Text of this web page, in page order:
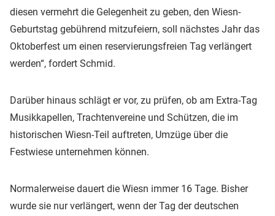
diesen vermehrt die Gelegenheit zu geben, den Wiesn-
Geburtstag gebührend mitzufeiern, soll nächstes Jahr das
Oktoberfest um einen reservierungsfreien Tag verlängert
werden“, fordert Schmid.
Darüber hinaus schlägt er vor, zu prüfen, ob am Extra-Tag
Musikkapellen, Trachtenvereine und Schützen, die im
historischen Wiesn-Teil auftreten, Umzüge über die
Festwiese unternehmen können.
Normalerweise dauert die Wiesn immer 16 Tage. Bisher
wurde sie nur verlängert, wenn der Tag der deutschen